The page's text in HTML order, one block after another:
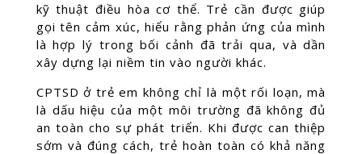
kỹ thuật điều hòa cơ thể. Trẻ cần được giúp
gọi tên cảm xúc, hiểu rằng phản ứng của mình
là hợp lý trong bối cảnh đã trải qua, và dần
xây dựng lại niềm tin vào người khác.
CPTSD ở trẻ em không chỉ là một rối loạn, mà
là dấu hiệu của một môi trường đã không đủ
an toàn cho sự phát triển. Khi được can thiệp
sớm và đúng cách, trẻ hoàn toàn có khả năng